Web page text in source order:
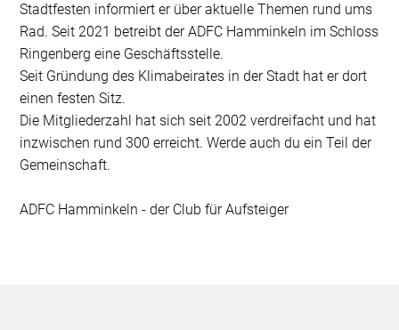
Stadtfesten informiert er über aktuelle Themen rund ums
Rad. Seit 2021 betreibt der ADFC Hamminkeln im Schloss
Ringenberg eine Geschäftsstelle.
Seit Gründung des Klimabeirates in der Stadt hat er dort
einen festen Sitz.
Die Mitgliederzahl hat sich seit 2002 verdreifacht und hat
inzwischen rund 300 erreicht. Werde auch du ein Teil der
Gemeinschaft.
ADFC Hamminkeln - der Club für Aufsteiger